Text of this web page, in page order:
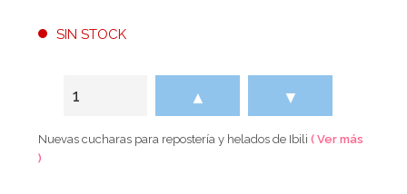
SIN STOCK
▲ ▼
Nuevas cucharas para repostería y helados de Ibili( Ver más
)